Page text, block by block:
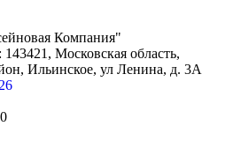
Компания"
143421 , Московская область,
, Ильинское, ул Ленина, д. 3А